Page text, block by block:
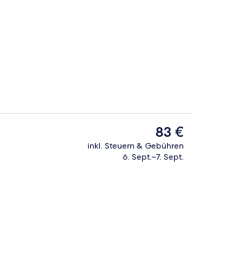
Fassade der Unterkunft
Der
aktuelle
Preis
83 €
inkl. Steuern & Gebühren
6. Sept.–7. Sept.